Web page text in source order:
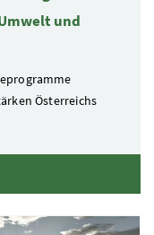
und
Österreichs